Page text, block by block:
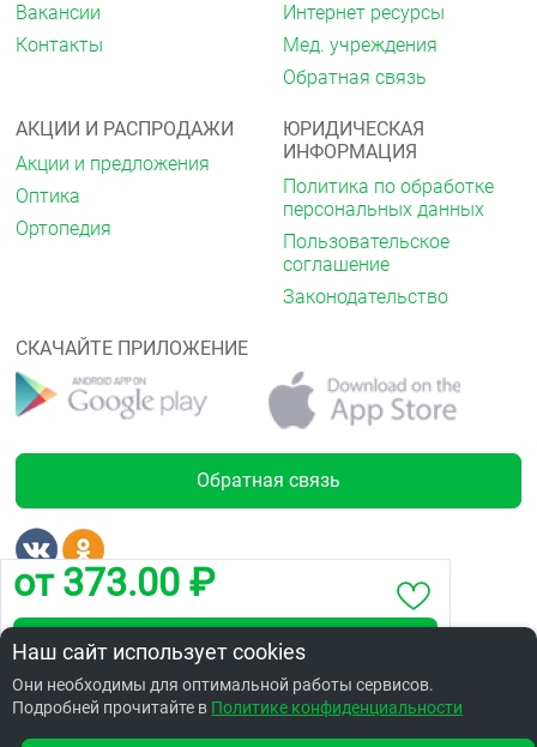
от 373.00 ₽
Забронировать по адресу ул. Лобкова, 3
Заказать в интернет аптеке по цене: 365.29 ₽
Вакансии
Контакты
Интернет ресурсы
Мед. учреждения
Обратная связь
АКЦИИ И РАСПРОДАЖИ
Акции и предложения
Оптика
Ортопедия
ЮРИДИЧЕСКАЯ
ИНФОРМАЦИЯ
Политика по обработке
персональных данных
Пользовательское
соглашение
Законодательство
СКАЧАЙТЕ ПРИЛОЖЕНИЕ
Обратная связь
Наш сайт использует cookies
Они необходимы для оптимальной работы сервисов.
Подробней прочитайте в Политике конфиденциальности